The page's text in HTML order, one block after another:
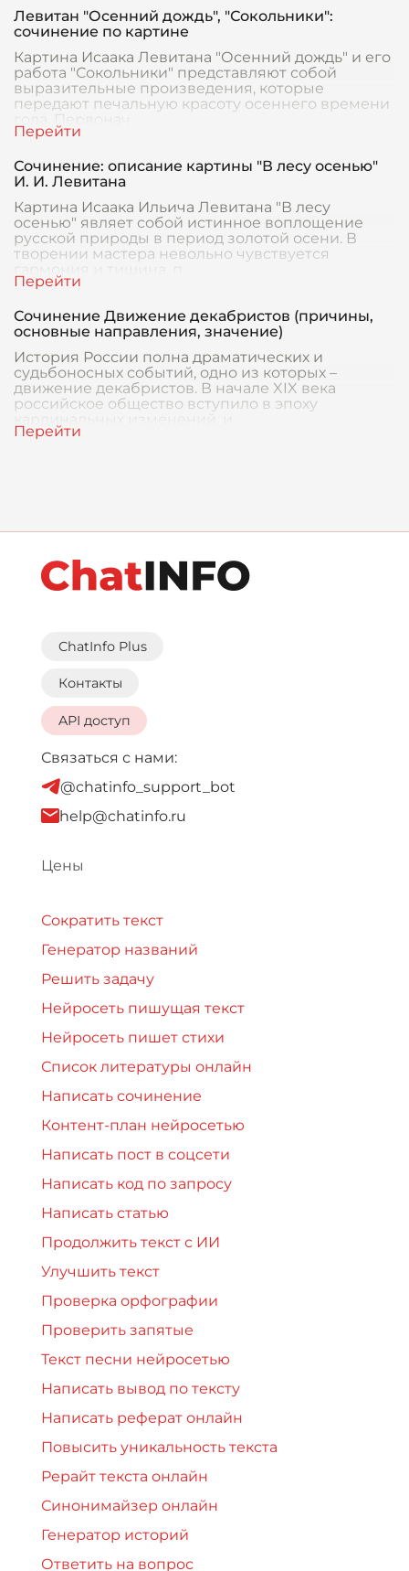
Левитан "Осенний дождь", "Сокольники":
сочинение по картине
Картина Исаака Левитана "Осенний дождь" и его
работа "Сокольники" представляют собой
выразительные произведения, которые
передают печальную красоту осеннего времени
года. Первонач
Сочинение: описание картины "В лесу осенью"
И. И. Левитана
Картина Исаака Ильича Левитана "В лесу
осенью" являет собой истинное воплощение
русской природы в период золотой осени. В
творении мастера невольно чувствуется
Сочинение Движение декабристов (причины,
основные направления, значение)
История России полна драматических и
судьбоносных событий, одно из которых –
движение декабристов. В начале XIX века
российское общество вступило в эпоху
ChatInfo Plus
Контакты
API доступ
Связаться с нами:
@chatinfo_support_bot
help@chatinfo.ru
Цены
Сократить текст
Генератор названий
Решить задачу
Нейросеть пишущая текст
Нейросеть пишет стихи
Список литературы онлайн
Написать сочинение
Контент-план нейросетью
Написать пост в соцсети
Написать код по запросу
Написать статью
Продолжить текст с ИИ
Улучшить текст
Проверка орфографии
Проверить запятые
Текст песни нейросетью
Написать вывод по тексту
Написать реферат онлайн
Повысить уникальность текста
Рерайт текста онлайн
Синонимайзер онлайн
Генератор историй
Ответить на вопрос